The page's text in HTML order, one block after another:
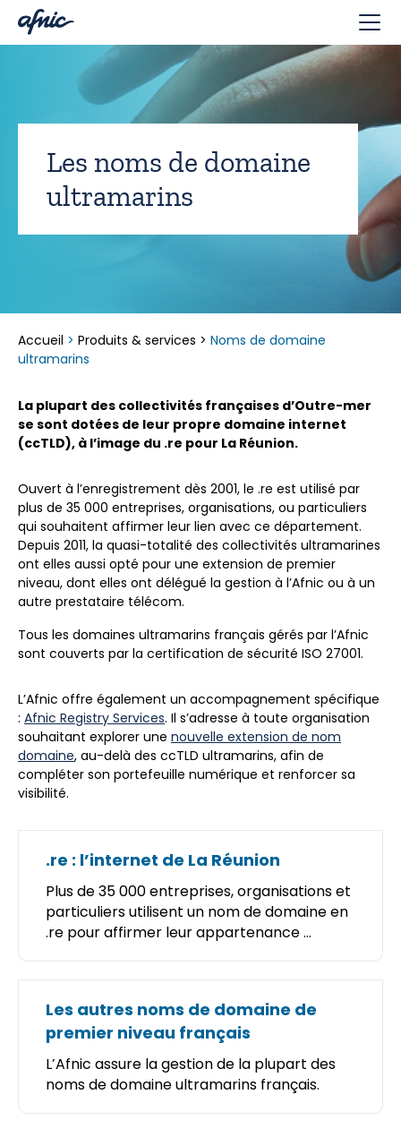
Les noms de domaine
ultramarins
Accueil > Produits & services > Noms de domaine
ultramarins
La plupart des collectivités françaises d’Outre-mer
se sont dotées de leur propre domaine internet
(ccTLD), à l’image du .re pour La Réunion.
Ouvert à l’enregistrement dès 2001, le .re est utilisé par
plus de 35 000 entreprises, organisations, ou particuliers
qui souhaitent affirmer leur lien avec ce département.
Depuis 2011, la quasi-totalité des collectivités ultramarines
ont elles aussi opté pour une extension de premier
niveau, dont elles ont délégué la gestion à l’Afnic ou à un
autre prestataire télécom.
Tous les domaines ultramarins français gérés par l’Afnic
sont couverts par la certification de sécurité ISO 27001.
L’Afnic offre également un accompagnement spécifique
: Afnic Registry Services. Il s’adresse à toute organisation
souhaitant explorer une nouvelle extension de nom
domaine, au-delà des ccTLD ultramarins, afin de
compléter son portefeuille numérique et renforcer sa
visibilité.
.re : l’internet de La Réunion
Plus de 35 000 entreprises, organisations et
particuliers utilisent un nom de domaine en
.re pour affirmer leur appartenance ...
Les autres noms de domaine de
premier niveau français
L’Afnic assure la gestion de la plupart des
noms de domaine ultramarins français.
Panneau de gestion des cookies